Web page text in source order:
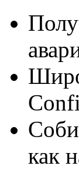
как